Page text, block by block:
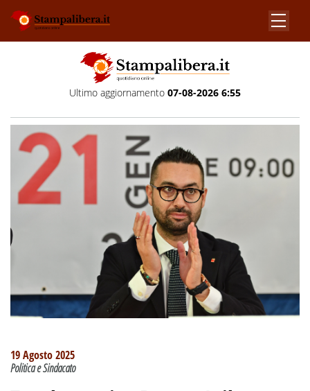
Ultimo aggiornamento 07-08-2026 6:55
19 Agosto 2025
Politica e Sindacato